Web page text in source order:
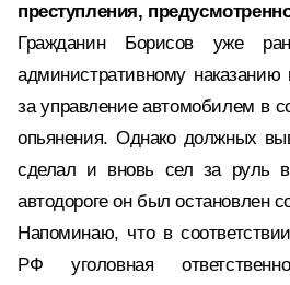
преступления,
Гражданин Борисов уже
административному
за управление автомобилем в
опьянения. Однако должных
сделал и вновь сел за руль
автодороге он был остановлен
Напоминаю, что в
РФ уголовная